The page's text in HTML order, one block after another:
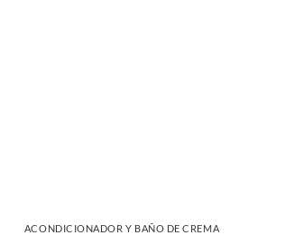
ACONDICIONADOR Y BAÑO DE CREMA